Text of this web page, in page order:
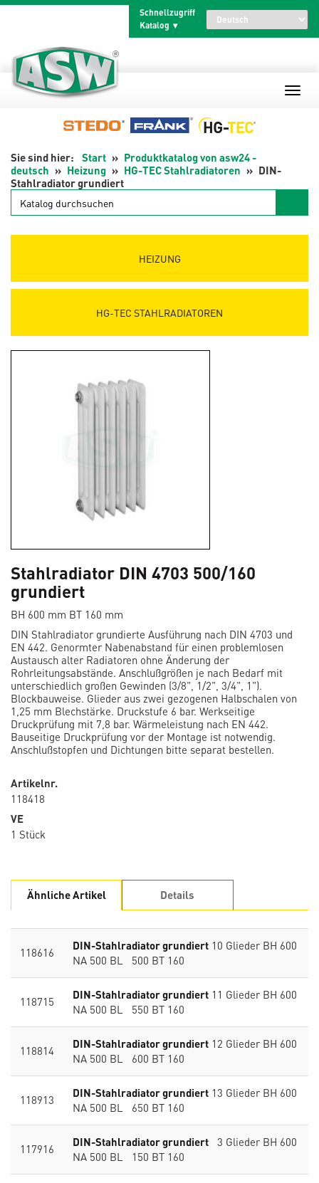
Schnellzugriff
Katalog
Start
Produktkatalog von asw24 -
deutsch
Heizung HG-TEC Stahlradiatoren
DIN-
Stahlradiator grundiert
Katalog
durchsuchen
HEIZUNG
HG-TEC STAHLRADIATOREN
Stahlradiator DIN 4703 500/160
grundiert
BH 600 mm BT 160 mm
DIN Stahlradiator grundierte Ausführung nach DIN 4703 und
EN 442. Genormter Nabenabstand für einen problemlosen
Austausch alter Radiatoren ohne Änderung der
Rohrleitungsabstände. Anschlußgrößen je nach Bedarf mit
unterschiedlich großen Gewinden (3/8", 1/2", 3/4", 1").
Blockbauweise. Glieder aus zwei gezogenen Halbschalen von
1,25 mm Blechstärke. Druckstufe 6 bar. Werkseitige
Druckprüfung mit 7,8 bar. Wärmeleistung nach EN 442.
Bauseitige Druckprüfung vor der Montage ist notwendig.
Anschlußstopfen und Dichtungen bitte separat bestellen.
Artikelnr.
118418
VE
1 Stück
Ähnliche Artikel Details
118616 DIN-Stahlradiator grundiert 10 Glieder BH 600
NA 500 BL 500 BT 160
118715 DIN-Stahlradiator grundiert 11 Glieder BH 600
NA 500 BL 550 BT 160
118814 DIN-Stahlradiator grundiert 12 Glieder BH 600
NA 500 BL 600 BT 160
118913 DIN-Stahlradiator grundiert 13 Glieder BH 600
NA 500 BL 650 BT 160
117916 DIN-Stahlradiator grundiert 3 Glieder BH 600
NA 500 BL 150 BT 160